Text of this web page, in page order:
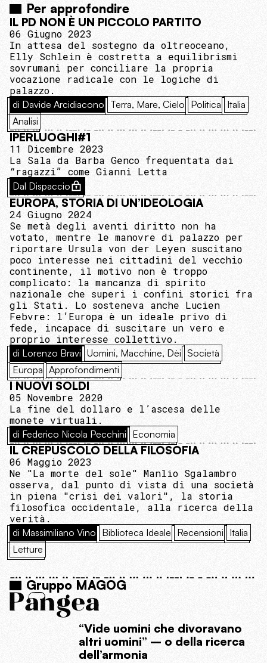
Per approfondire
IL PD NON È UN PICCOLO PARTITO
06 Giugno 2023
In attesa del sostegno da oltreoceano,
Elly Schlein è costretta a equilibrismi
sovrumani per conciliare la propria
vocazione radicale con le logiche di
palazzo.
di Davide Arcidiacono Terra, Mare, Cielo Politica Italia
Analisi
IPERLUOGHI#1
11 Dicembre 2023
La Sala da Barba Genco frequentata dai
“ragazzi” come Gianni Letta
Dal Dispaccio
EUROPA, STORIA DI UN’IDEOLOGIA
24 Giugno 2024
Se metà degli aventi diritto non ha
votato, mentre le manovre di palazzo per
riportare Ursula von der Leyen suscitano
poco interesse nei cittadini del vecchio
continente, il motivo non è troppo
complicato: la mancanza di spirito
nazionale che superi i confini storici fra
gli Stati. Lo sosteneva anche Lucien
Febvre: l’Europa è un ideale privo di
fede, incapace di suscitare un vero e
proprio interesse collettivo.
di Lorenzo Bravi Uomini, Macchine, Dèi Società
Europa Approfondimenti
I NUOVI SOLDI
05 Novembre 2020
La fine del dollaro e l’ascesa delle
monete virtuali.
di Federico Nicola Pecchini Economia
IL CREPUSCOLO DELLA FILOSOFIA
06 Maggio 2023
Ne "La morte del sole" Manlio Sgalambro
osserva, dal punto di vista di una società
in piena "crisi dei valori", la storia
filosofica occidentale, alla ricerca della
verità.
di Massimiliano Vino Biblioteca Ideale Recensioni Italia
Letture
Gruppo MAGOG
“Vide uomini che divoravano
altri uomini” – o della ricerca
dell’armonia